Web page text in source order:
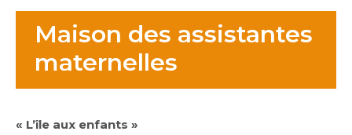
Maison des assistantes
maternelles
« L’île aux enfants »